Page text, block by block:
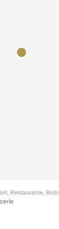
Restaurante,